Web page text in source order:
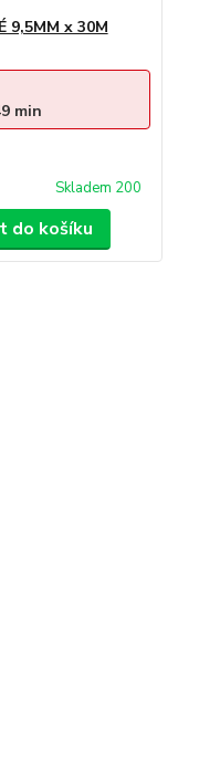
9,5MM x 30M
Skladem 200
min
do košíku